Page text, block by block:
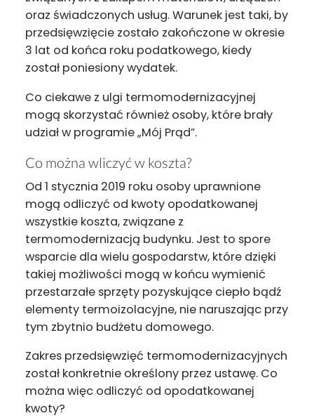
oraz świadczonych usług. Warunek jest taki, by
przedsięwzięcie zostało zakończone w okresie
3 lat od końca roku podatkowego, kiedy
został poniesiony wydatek.
Co ciekawe z ulgi termomodernizacyjnej
mogą skorzystać również osoby, które brały
udział w programie „Mój Prąd”.
Co można wliczyć w koszta?
Od 1 stycznia 2019 roku osoby uprawnione
mogą odliczyć od kwoty opodatkowanej
wszystkie koszta, związane z
termomodernizacją budynku. Jest to spore
wsparcie dla wielu gospodarstw, które dzięki
takiej możliwości mogą w końcu wymienić
przestarzałe sprzęty pozyskujące ciepło bądź
elementy termoizolacyjne, nie naruszając przy
tym zbytnio budżetu domowego.
Zakres przedsięwzięć termomodernizacyjnych
został konkretnie określony przez ustawę. Co
można więc odliczyć od opodatkowanej
kwoty?